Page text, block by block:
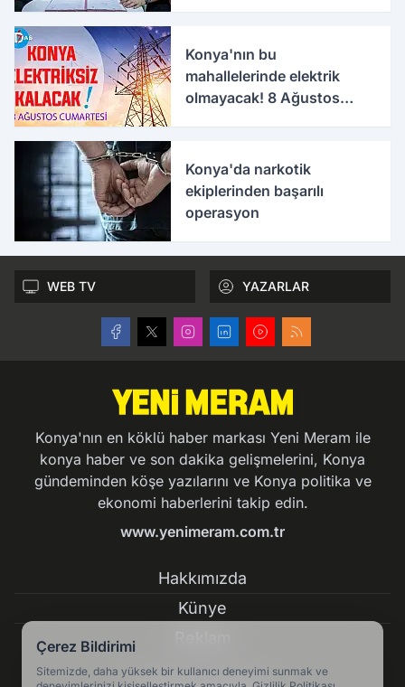
Konya'nın bu
mahallelerinde elektrik
olmayacak! 8 Ağustos
Konya'da narkotik
ekiplerinden başarılı
operasyon
WEB TV YAZARLAR
Konya'nın en köklü haber markası Yeni Meram ile
konya haber ve son dakika gelişmelerini, Konya
gündeminden köşe yazılarını ve Konya politika ve
ekonomi haberlerini takip edin.
www.yenimeram.com.tr
Hakkımızda
Künye
Çerez Bildirimi
Sitemizde, daha yüksek bir kullanıcı deneyimi sunmak ve